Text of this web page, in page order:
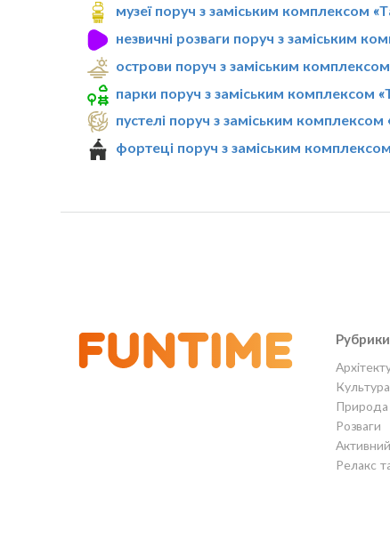
музеї поруч з заміським комплексом
незвичні розваги поруч з заміським
острови поруч з заміським
парки поруч з заміським комплексом
пустелі поруч з заміським комплексом
фортеці поруч з заміським
Рубрики
Природа
Розваги
Релакс